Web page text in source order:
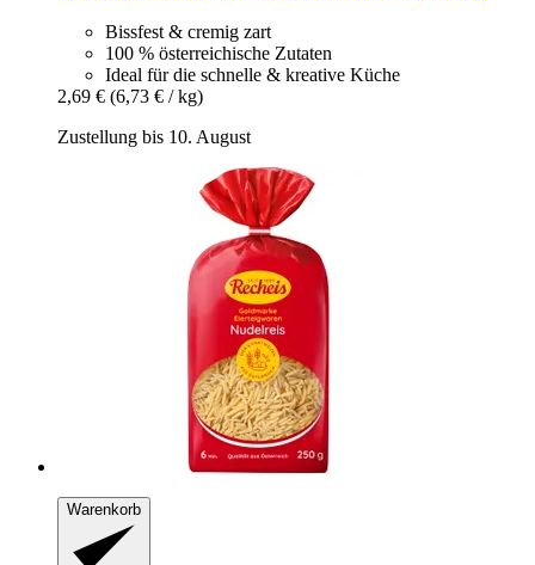
Bissfest & cremig zart
100 % österreichische Zutaten
Ideal für die schnelle & kreative Küche
2,69 € (6,73 € / kg)
Zustellung bis 10. August
Warenkorb